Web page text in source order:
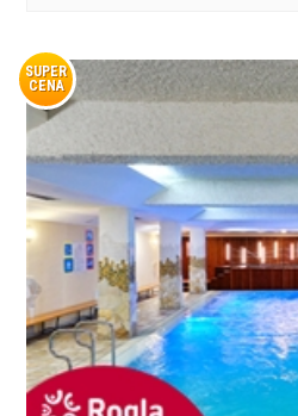
SUPER
CENA